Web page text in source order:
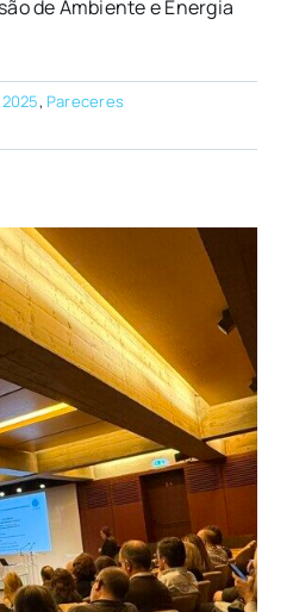
de Ambiente e Energia
2025, Pareceres